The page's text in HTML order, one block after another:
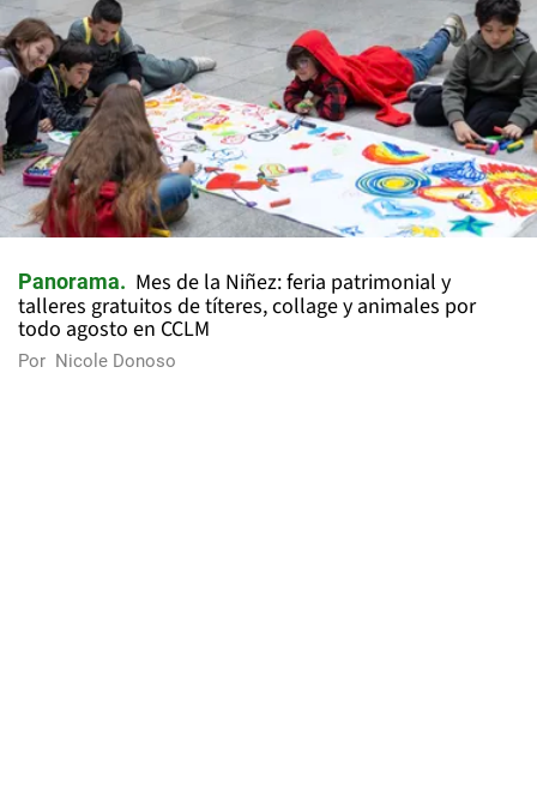
Panorama
Mes de la Niñez: feria patrimonial y
talleres gratuitos de títeres, collage y animales por
todo agosto en CCLM
Por Nicole Donoso